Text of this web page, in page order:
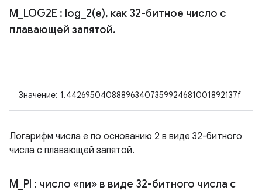
M LOG2E : log_2(e), как 32-битное число с
плавающей запятой.
Значение: 1.442695040888963407359924681001892137f
Логарифм числа e по основанию 2 в виде 32-битного
числа с плавающей запятой.
M PI : число «пи» в виде 32-битного числа с